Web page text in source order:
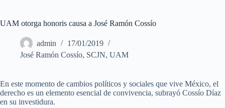
UAM otorga honoris causa a José Ramón Cossío
admin
17/01/2019
José Ramón Cossío, SCJN, UAM
En este momento de cambios políticos y sociales que vive México, el
derecho es un elemento esencial de convivencia, subrayó Cossío Díaz
en su investidura.